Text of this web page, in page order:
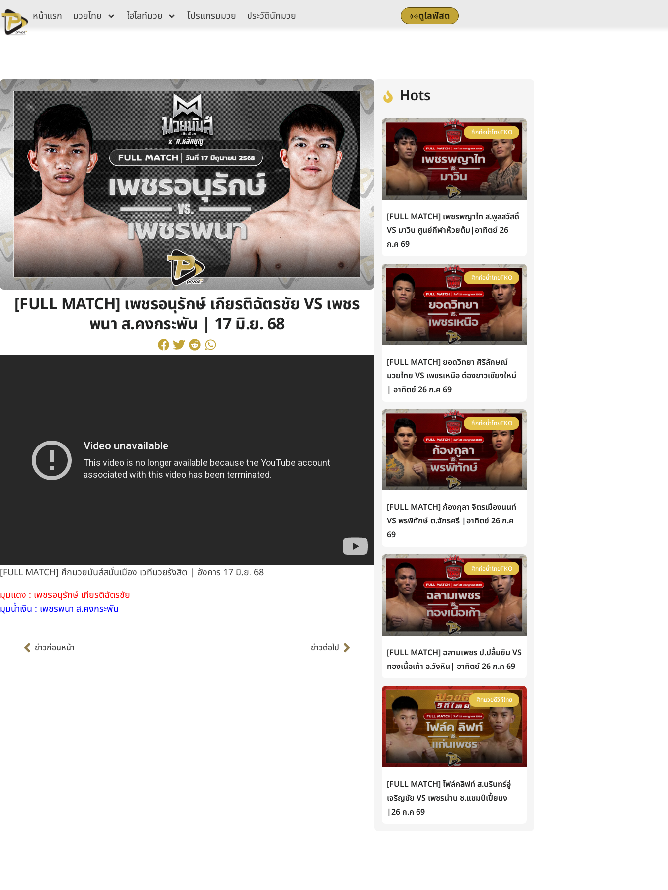
Skip
to
content
หน้าแรก มวยไทย ไฮไลท์มวย โปรแกรมมวย ประวัตินักมวย ดูไลฟ์สด
[FULL MATCH] เพชรอนุรักษ์ เกียรติฉัตรชัย VS เพชร
พนา ส.คงกระพัน | 17 มิ.ย. 68
[FULL MATCH] ศึกมวยมันส์สนั่นเมือง เวทีมวยรังสิต | อังคาร 17 มิ.ย. 68
มุมแดง : เพชรอนุรักษ์ เกียรติฉัตรชัย
มุมน้ำเงิน : เพชรพนา ส.คงกระพัน
ข่าวก่อนหน้า ข่าวต่อไป
Hots
ศึกท่อน้ำไทยTKO
[FULL MATCH] เพชรพญาไท ส.พูลสวัสดิ์
VS มาวิน ศูนย์กีฬาห้วยต้ม|อาทิตย์ 26
ก.ค 69
ศึกท่อน้ำไทยTKO
[FULL MATCH] ยอดวิทยา ศิริลักษณ์
มวยไทย VS เพชรเหนือ ต๋องขาวเชียงใหม่
| อาทิตย์ 26 ก.ค 69
ศึกท่อน้ำไทยTKO
[FULL MATCH] ก้องกุลา จิตรเมืองนนท์
VS พรพิทักษ์ ต.จักรศรี |อาทิตย์ 26 ก.ค
69
ศึกท่อน้ำไทยTKO
[FULL MATCH] ฉลามเพชร ป.ปลื้มยิม VS
ทองเนื้อเก้า อ.วังหิน| อาทิตย์ 26 ก.ค 69
ศึกมวยดีวิถีไทย
[FULL MATCH] โฟล์คลิฟท์ ส.นรินทร์อู่
เจริญชัย VS เพชรน่าน ช.แชมป์เปี้ยนง
|26 ก.ค 69